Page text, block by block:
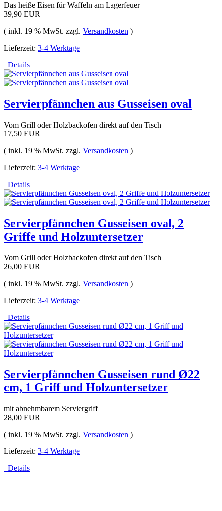
Das heiße Eisen für Waffeln am Lagerfeuer
39,90 EUR
( inkl. 19 % MwSt. zzgl. Versandkosten )
Lieferzeit: 3-4 Werktage
Details
Servierpfännchen aus Gusseisen oval
Vom Grill oder Holzbackofen direkt auf den Tisch
17,50 EUR
( inkl. 19 % MwSt. zzgl. Versandkosten )
Lieferzeit: 3-4 Werktage
Details
Servierpfännchen Gusseisen oval, 2
Griffe und Holzuntersetzer
Vom Grill oder Holzbackofen direkt auf den Tisch
26,00 EUR
( inkl. 19 % MwSt. zzgl. Versandkosten )
Lieferzeit: 3-4 Werktage
Details
Servierpfännchen Gusseisen rund Ø22
cm, 1 Griff und Holzuntersetzer
mit abnehmbarem Serviergriff
28,00 EUR
( inkl. 19 % MwSt. zzgl. Versandkosten )
Lieferzeit: 3-4 Werktage
Details